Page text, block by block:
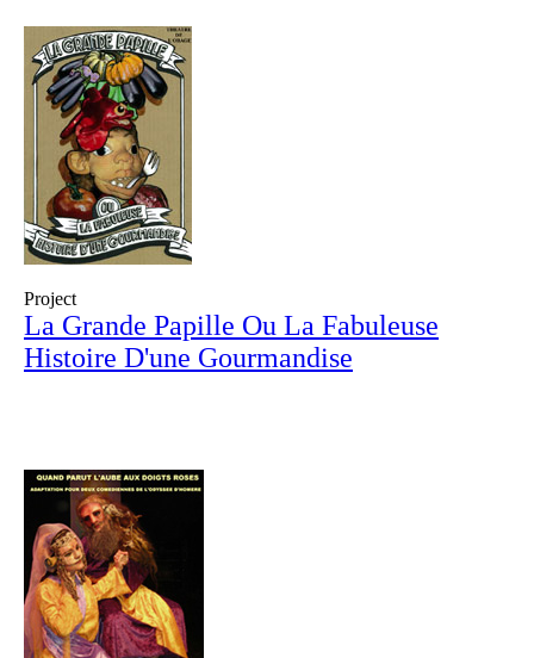
Project
La Grande Papille Ou La Fabuleuse
Histoire D'une Gourmandise